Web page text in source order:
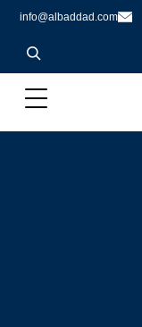
info@albaddad.com